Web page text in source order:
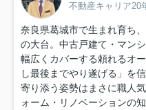
不動産キャリア20
奈良県葛城市で生まれ育ち
の大台。中古戸建て・マン
幅広くカバーする頼れるオ
し最後までやり遂げる」を
寄り添う姿勢はまさに職人
ォーム・リノベーションの